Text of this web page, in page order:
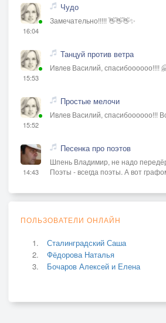
16:04
Чудо
Замечательно!!!!! 👋👋👋✨
15:53
Танцуй против ветра
Ивлев Василий, спасибоооооо!!!!
15:52
Простые мелочи
Ивлев Василий, спасибоооооо!!!
14:43
Песенка про поэтов
Шпень Владимир, не надо
Поэты - всегда поэты. А вот
ПОЛЬЗОВАТЕЛИ ОНЛАЙН
Сталинградский Саша
Фёдорова Наталья
Бочаров Алексей и Елена